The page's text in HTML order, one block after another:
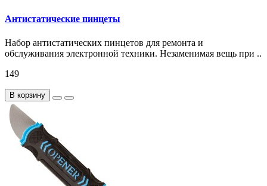
Антистатические пинцеты
Набор антистатических пинцетов для ремонта и
обслуживания электронной техники. Незаменимая вещь при ..
149
В корзину